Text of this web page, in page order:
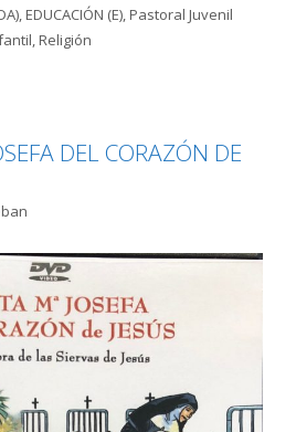
,EDUCACIÓN (E),Pastoral Juvenil
,Religión
DEL CORAZÓN DE